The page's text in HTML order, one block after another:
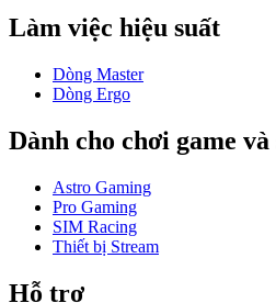
Làm việc hiệu suất
Dòng Master
Dòng Ergo
Dành cho chơi game
Astro Gaming
Pro Gaming
SIM Racing
Thiết bị Stream
Hỗ trợ